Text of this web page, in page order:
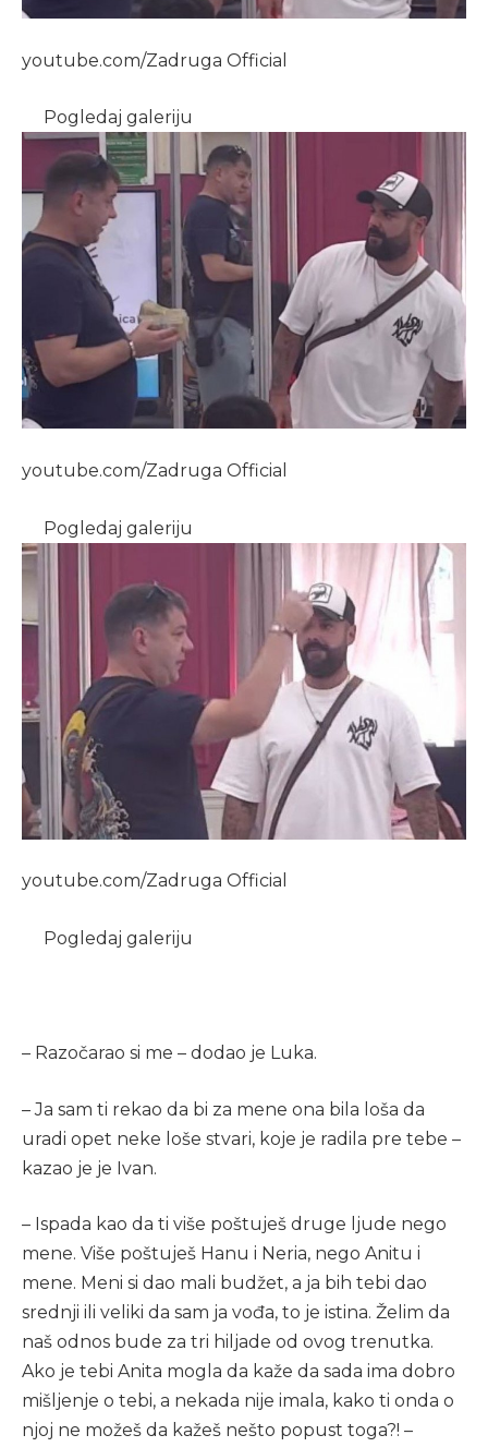
youtube.com/Zadruga Official
Pogledaj galeriju
youtube.com/Zadruga Official
Pogledaj galeriju
youtube.com/Zadruga Official
Pogledaj galeriju
– Razočarao si me – dodao je Luka.
– Ja sam ti rekao da bi za mene ona bila loša da
uradi opet neke loše stvari, koje je radila pre tebe –
kazao je je Ivan.
– Ispada kao da ti više poštuješ druge ljude nego
mene. Više poštuješ Hanu i Neria, nego Anitu i
mene. Meni si dao mali budžet, a ja bih tebi dao
srednji ili veliki da sam ja vođa, to je istina. Želim da
naš odnos bude za tri hiljade od ovog trenutka.
Ako je tebi Anita mogla da kaže da sada ima dobro
mišljenje o tebi, a nekada nije imala, kako ti onda o
njoj ne možeš da kažeš nešto popust toga?! –